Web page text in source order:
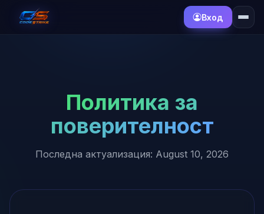
Вход
Политика за
поверителност
Последна актуализация: August 10, 2026